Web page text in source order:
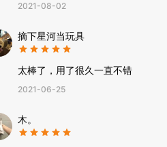
2021-08-02
摘下星河当玩具
太棒了，用了很久一直不错
2021-06-25
木。